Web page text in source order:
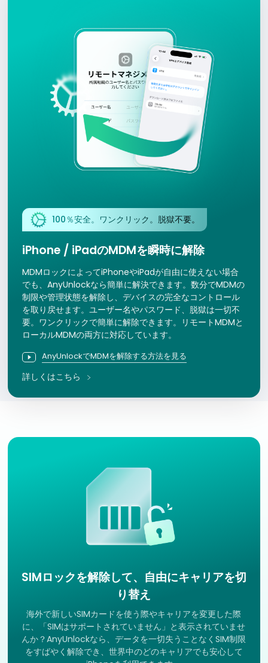
100％安全。ワンクリック。脱獄不要。
iPhone / iPadのMDMを瞬時に解除
MDMロックによってiPhoneやiPadが自由に使えない場合
でも、AnyUnlockなら簡単に解決できます。数分でMDMの
制限や管理状態を解除し、デバイスの完全なコントロール
を取り戻せます。ユーザー名やパスワード、脱獄は一切不
要。ワンクリックで簡単に解除できます。リモートMDMと
ローカルMDMの両方に対応しています。
AnyUnlockでMDMを解除する方法を見る
詳しくはこちら
SIMロックを解除して、自由にキャリアを切
り替え
海外で新しいSIMカードを使う際やキャリアを変更した際
に、「SIMはサポートされていません」と表示されていませ
んか？AnyUnlockなら、データを一切失うことなくSIM制限
をすばやく解除でき、世界中のどのキャリアでも安心して